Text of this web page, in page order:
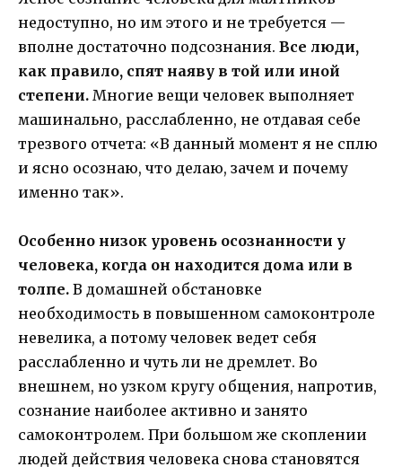
недоступно, но им этого и не требуется —
вполне достаточно подсознания. Все люди,
как правило, спят наяву в той или иной
степени. Многие вещи человек выполняет
машинально, расслабленно, не отдавая себе
трезвого отчета: «В данный момент я не сплю
и ясно осознаю, что делаю, зачем и почему
именно так».
Особенно низок уровень осознанности у
человека, когда он находится дома или в
толпе. В домашней обстановке
необходимость в повышенном самоконтроле
невелика, а потому человек ведет себя
расслабленно и чуть ли не дремлет. Во
внешнем, но узком кругу общения, напротив,
сознание наиболее активно и занято
самоконтролем. При большом же скоплении
людей действия человека снова становятся